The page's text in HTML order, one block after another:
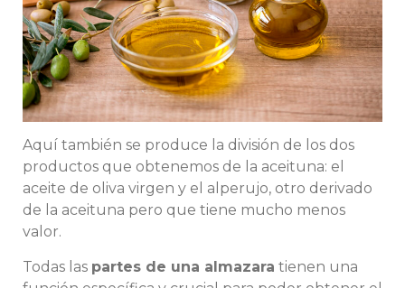
Aquí también se produce la división de los dos
productos que obtenemos de la aceituna: el
aceite de oliva virgen y el alperujo, otro derivado
de la aceituna pero que tiene mucho menos
valor.
Todas las partes de una almazara tienen una